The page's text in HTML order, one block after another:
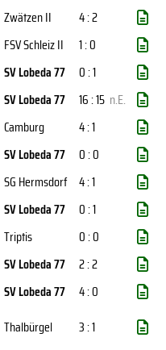
Zwätzen II
4 : 2
FSV Schleiz II
1 : 0
SV Lobeda 77
0 : 1
SV Lobeda 77 16 : 15 n.E.
Camburg
4 : 1
SV Lobeda 77
0 : 0
SG Hermsdorf 4 : 1
SV Lobeda 77
0 : 1
Triptis
0 : 0
SV Lobeda 77
2 : 2
SV Lobeda 77
4 : 0
Thalbürgel
3 : 1